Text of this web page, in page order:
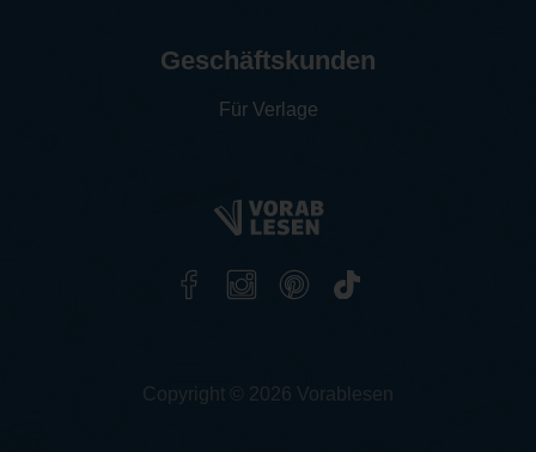
Geschäftskunden
Für Verlage
Copyright © 2026 Vorablesen